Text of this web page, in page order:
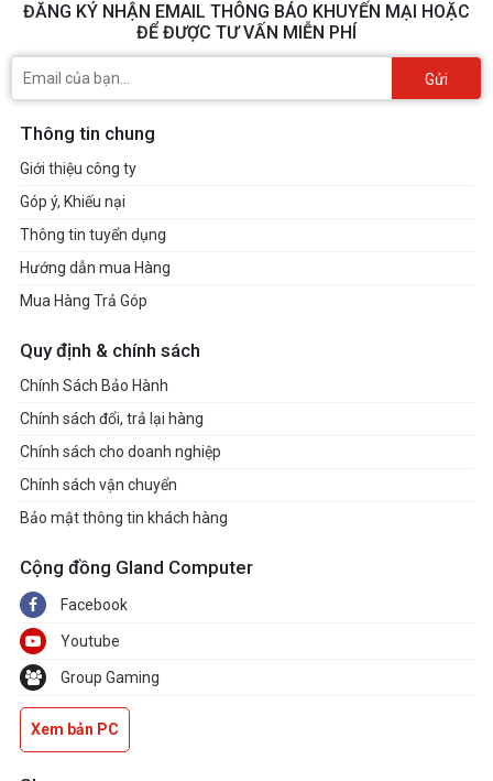
ĐĂNG KÝ NHẬN EMAIL THÔNG BÁO KHUYẾN MẠI HOẶC
ĐỂ ĐƯỢC TƯ VẤN MIỄN PHÍ
Gửi
Thông tin chung
Giới thiệu công ty
Góp ý, Khiếu nại
Thông tin tuyển dụng
Hướng dẫn mua Hàng
Mua Hàng Trả Góp
Quy định & chính sách
Chính Sách Bảo Hành
Chính sách đổi, trả lại hàng
Chính sách cho doanh nghiệp
Chính sách vận chuyển
Bảo mật thông tin khách hàng
Cộng đồng Gland Computer
Facebook
Youtube
Group Gaming
Xem bản PC